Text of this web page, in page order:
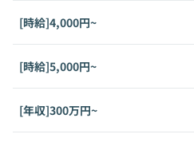
[時給]4,000円~
[時給]5,000円~
[年収]300万円~